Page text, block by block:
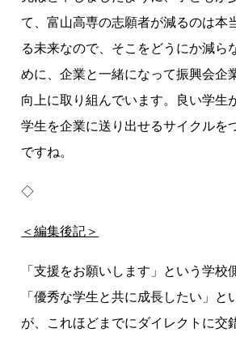
て、富山高専の志願者が減るのは本
る未来なので、そこをどうにか減ら
めに、企業と一緒になって振興会企
向上に取り組んでいます。良い学生
学生を企業に送り出せるサイクルを
ですね。
◇
＜編集後記＞
「支援をお願いします」という学校
「優秀な学生と共に成長したい」と
が、これほどまでにダイレクトに交